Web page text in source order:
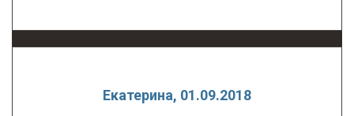
Екатерина, 01.09.2018